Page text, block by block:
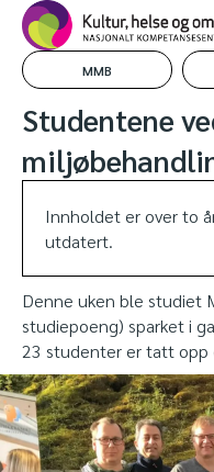
MMB
Studentene
Innholdet er over to
utdatert.
Denne uken ble studiet
studiepoeng) sparket i
23 studenter er tatt opp